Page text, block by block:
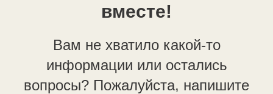
вместе!
Вам не хватило какой-то
информации или остались
вопросы? Пожалуйста, напишите